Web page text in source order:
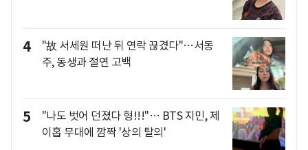
4
"故 서세원 떠난 뒤 연락 끊겼다"…서동
주, 동생과 절연 고백
5
"나도 벗어 던졌다 형!!!"… BTS 지민, 제
이홉 무대에 깜짝 '상의 탈의'